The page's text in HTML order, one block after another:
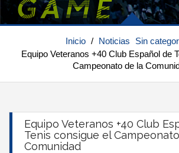
Inicio / Noticias Sin
Equipo Veteranos +40 Club Español de
Campeonato de la
Equipo Veteranos +40 Club
Tenis consigue el
Comunidad